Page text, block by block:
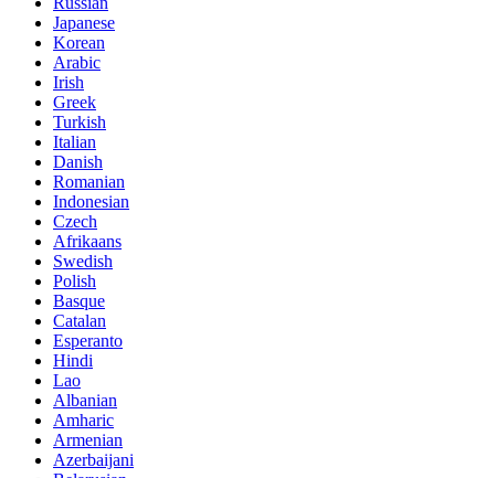
Japanese
Korean
Arabic
Irish
Greek
Turkish
Italian
Danish
Romanian
Indonesian
Czech
Afrikaans
Swedish
Polish
Basque
Catalan
Esperanto
Hindi
Lao
Albanian
Amharic
Armenian
Azerbaijani